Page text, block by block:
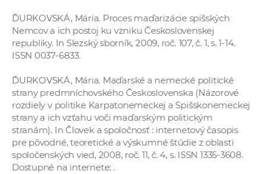
ĎURKOVSKÁ, Mária. Proces maďarizácie spišských
Nemcov a ich postoj ku vzniku Československej
republiky. In Slezský sborník, 2009, roč. 107, č. 1, s. 1-14.
ISSN 0037-6833.
ĎURKOVSKÁ, Mária. Maďarské a nemecké politické
strany predmníchovského Československa (Názorové
rozdiely v politike Karpatonemeckej a Spišskonemeckej
strany a ich vzťahu voči maďarským politickým
stranám). In Človek a spoločnosť : internetový časopis
pre pôvodné, teoretické a výskumné štúdie z oblasti
spoločenských vied, 2008, roč. 11, č. 4, s. ISSN 1335-3608.
Dostupné na internete: .